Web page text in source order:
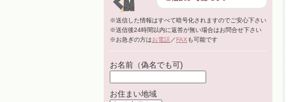
※送信した情報はすべて暗号化されますのでご安心下さい
※送信後24時間以内に返答が無い場合はお問合せ下さい
※お急ぎの方はお電話 ／FAX も可能です
お名前（偽名でも可)
お住まい地域